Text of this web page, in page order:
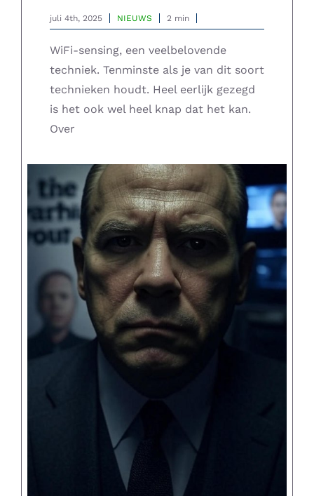
juli 4th, 2025 NIEUWS 2 min
WiFi-sensing, een veelbelovende
techniek. Tenminste als je van dit soort
technieken houdt. Heel eerlijk gezegd
is het ook wel heel knap dat het kan.
Over